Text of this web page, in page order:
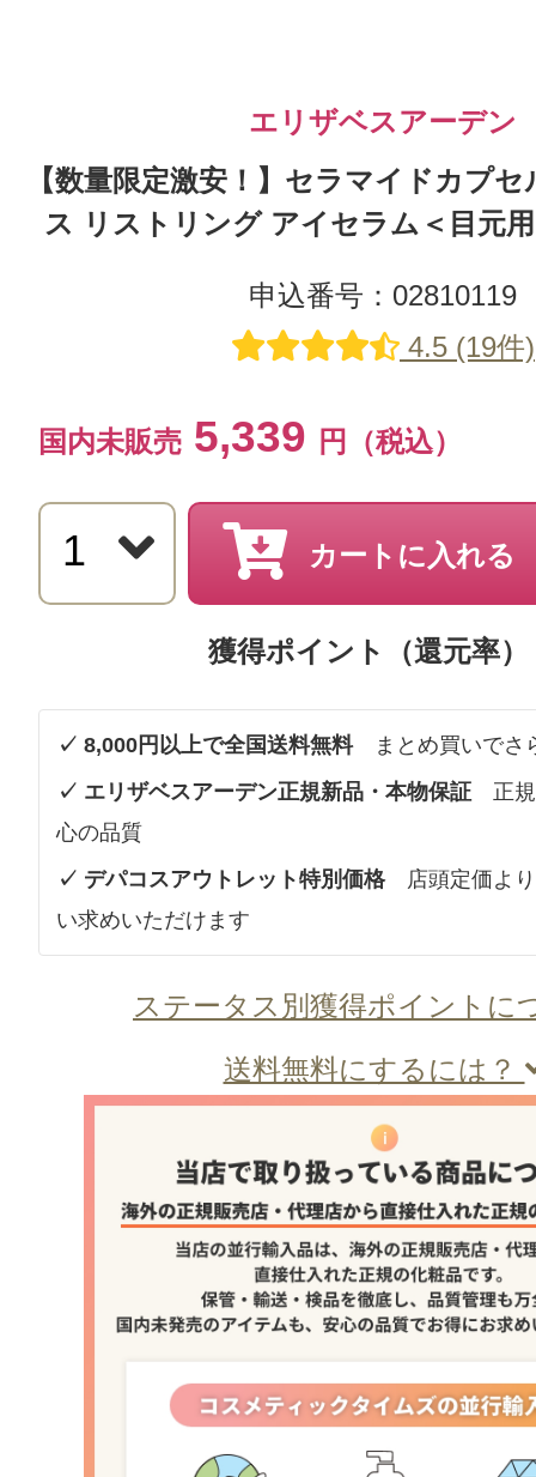
エリザベスアーデン
【数量限定激安！】セラマイドカプ
ス リストリング アイセラム＜目元
申込番号：02810119
4.5 (19件)
国内未販売 5,339 円（税込）
カートに入れる
獲得ポイント（還元率）
✓ 8,000円以上で全国送料無料まとめ買いでさ
✓ エリザベスアーデン正規新品・本物保証 正規
心の品質
✓ デパコスアウトレット特別価格店頭定価より
い求めいただけます
ステータス別獲得ポイントに
送料無料にするには？